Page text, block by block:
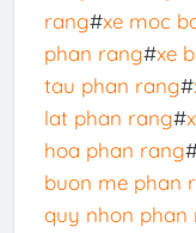
rang#xe moc
phan rang#xe
tau phan rang#
lat phan rang#
hoa phan rang
buon me phan
quy nhon phan